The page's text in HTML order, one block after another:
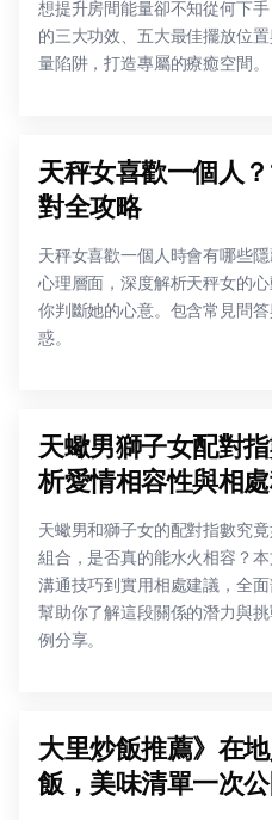
想提升房間能量卻不知從何下
的三大功效、五大最佳擺放位
量陷阱，打造專屬的療癒空間。
天秤女喜歡一個人
對全攻略
天秤女喜歡一個人時會有哪些
心理層面，深度解析天秤女的
你判斷她的心意。包含常見問
惑。
天蠍男獅子女配對
析愛情相容性與相
天蠍男和獅子女的配對指數究
組合，是否真的能水火相容？
溝通技巧到實用相處建議，全
幫助你了解這段關係的潛力與
例分享。
大里炒飯推薦》在
飯，美味清單一次